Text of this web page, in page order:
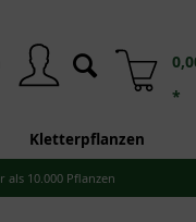
*
Kletterpflanzen
als 10.000 Pflanzen